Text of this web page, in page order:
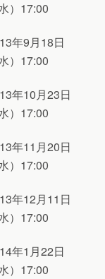
水）17:00
年9月18日
水）17:00
年10月23日
水）17:00
年11月20日
水）17:00
年12月11日
水）17:00
年1月22日
水）17:00